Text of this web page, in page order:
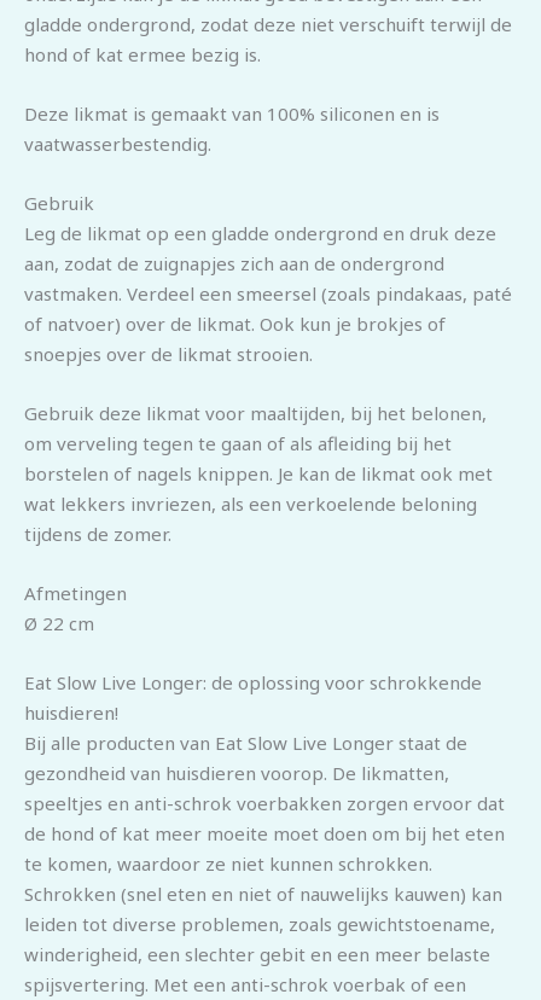
gladde ondergrond, zodat deze niet verschuift terwijl de
hond of kat ermee bezig is.
Deze likmat is gemaakt van 100% siliconen en is
vaatwasserbestendig.
Gebruik
Leg de likmat op een gladde ondergrond en druk deze
aan, zodat de zuignapjes zich aan de ondergrond
vastmaken. Verdeel een smeersel (zoals pindakaas, paté
of natvoer) over de likmat. Ook kun je brokjes of
snoepjes over de likmat strooien.
Gebruik deze likmat voor maaltijden, bij het belonen,
om verveling tegen te gaan of als afleiding bij het
borstelen of nagels knippen. Je kan de likmat ook met
wat lekkers invriezen, als een verkoelende beloning
tijdens de zomer.
Afmetingen
Ø 22 cm
Eat Slow Live Longer: de oplossing voor schrokkende
huisdieren!
Bij alle producten van Eat Slow Live Longer staat de
gezondheid van huisdieren voorop. De likmatten,
speeltjes en anti-schrok voerbakken zorgen ervoor dat
de hond of kat meer moeite moet doen om bij het eten
te komen, waardoor ze niet kunnen schrokken.
Schrokken (snel eten en niet of nauwelijks kauwen) kan
leiden tot diverse problemen, zoals gewichtstoename,
winderigheid, een slechter gebit en een meer belaste
spijsvertering. Met een anti-schrok voerbak of een